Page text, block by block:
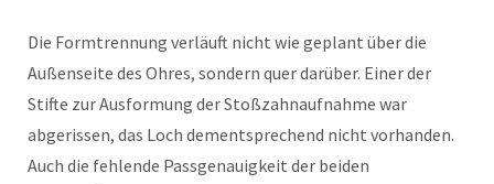
Die Formtrennung verläuft nicht wie geplant über die
Außenseite des Ohres, sondern quer darüber. Einer der
Stifte zur Ausformung der Stoßzahnaufnahme war
abgerissen, das Loch dementsprechend nicht vorhanden.
Auch die fehlende Passgenauigkeit der beiden